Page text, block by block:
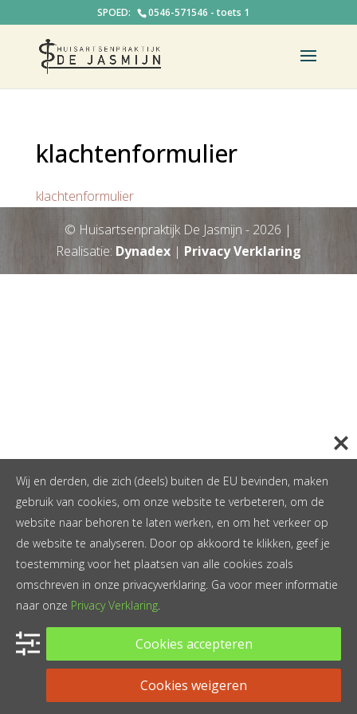
0546-571546 - toets 1
klachtenformulier
klachtenformulier
© Huisartsenpraktijk De Jasmijn - 2026 |
Realisatie: Dynadex| Privacy Verklaring
Wij en derden, die zich (deels) buiten de EU bevinden, maken
gebruik van cookies, om onze website te verbeteren, om de
website naar behoren te laten werken, en om het verkeer op
de website te analyseren. Door op akkoord te klikken, geef je
toestemming voor het plaatsen van alle cookies zoals
omschreven in onze privacyverklaring. Ga voor meer informatie
naar onze Privacy Verklaring.
Cookies accepteren
Cookies weigeren